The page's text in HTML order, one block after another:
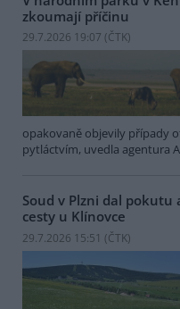
zkoumají příčinu
29.7.2026 19:07 (ČTK)
opakovaně objevily případy
pytláctvím, uvedla agentura
Soud v Plzni dal pokutu
cesty u Klínovce
29.7.2026 15:51 (ČTK)